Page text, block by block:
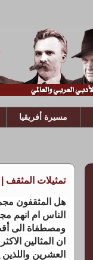
مسيرة أفريقيا
تمثيلات المثقف
هل المثقفون
الناس ام انهم
ومصطفاة الى
ان المثالين
العشرين